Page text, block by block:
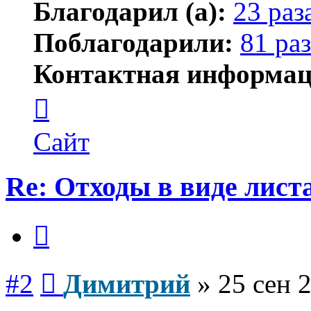
Благодарил (а): 23
Поблагодарили: 81 раз
Контактная
пользователя
Димитрий
Сайт
Re: Отходы в виде
#2 Димитрий » 25 сен